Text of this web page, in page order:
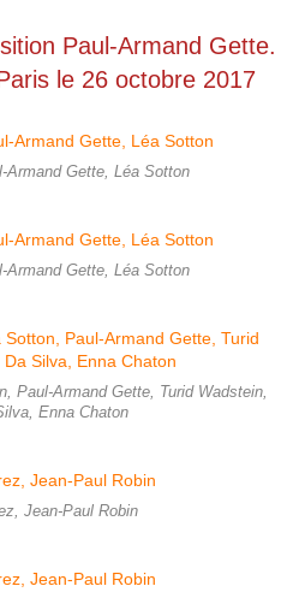
Paul-Armand Gette.
le 26 octobre 2017
Armand Gette, Léa Sotton
Armand Gette, Léa Sotton
Paul-Armand Gette, Turid Wadstein,
Enna Chaton
Jean-Paul Robin